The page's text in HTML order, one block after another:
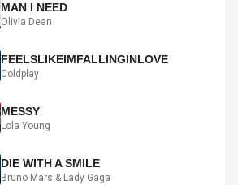
MAN I NEED
Olivia Dean
FEELSLIKEIMFALLINGINLOVE
Coldplay
MESSY
Lola Young
DIE WITH A SMILE
Bruno Mars & Lady Gaga